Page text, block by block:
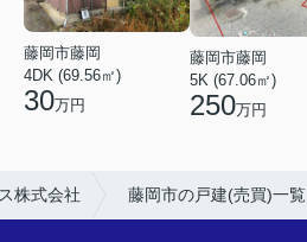
藤岡市藤岡
4DK (69.56㎡)
30万円
藤岡市藤岡
5K (67.06㎡)
250万円
株式会社 藤岡市の戸建(売買)一覧